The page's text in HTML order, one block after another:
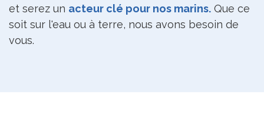
et serez un acteur clé pour nos marins. Que ce
soit sur l'eau ou à terre, nous avons besoin de
vous.